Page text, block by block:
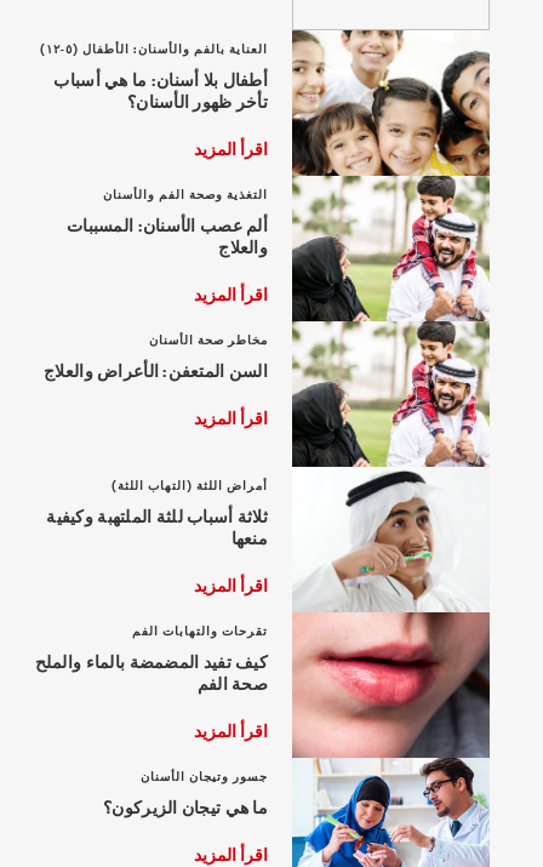
العناية بالفم والأسنان: الأطفال (٥-١٢)
أطفال بلا أسنان: ما هي أسباب
تأخر ظهور الأسنان؟
اقرأ المزيد
التغذية وصحة الفم والأسنان
ألم عصب الأسنان: المسببات
والعلاج
اقرأ المزيد
مخاطر صحة الأسنان
السن المتعفن: الأعراض والعلاج
اقرأ المزيد
أمراض اللثة (التهاب اللثة)
ثلاثة أسباب للثة الملتهبة وكيفية
منعها
اقرأ المزيد
تقرحات والتهابات الفم
كيف تفيد المضمضة بالماء والملح
صحة الفم
اقرأ المزيد
جسور وتيجان الأسنان
ما هي تيجان الزيركون؟
اقرأ المزيد